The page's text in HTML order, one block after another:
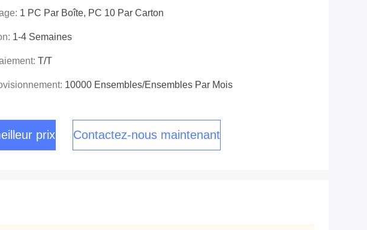
1 PC Par Boîte, PC 10 Par Carton
1-4 Semaines
T/T
10000 Ensembles/ensembles Par Mois
prix Contactez-nous maintenant